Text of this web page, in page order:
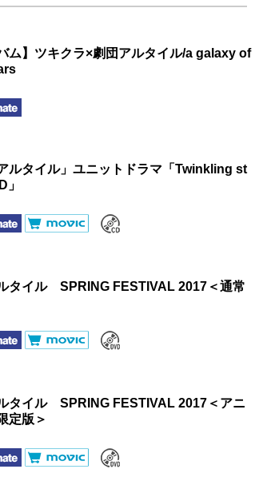
ム】ツキクラ×劇団アルタイル/a galaxy of
ルタイル」ユニットドラマ「Twinkling st
」
タイル SPRING FESTIVAL 2017＜通常
タイル SPRING FESTIVAL 2017＜アニ
定版＞